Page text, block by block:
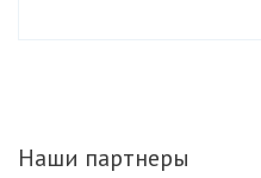
Наши партнеры